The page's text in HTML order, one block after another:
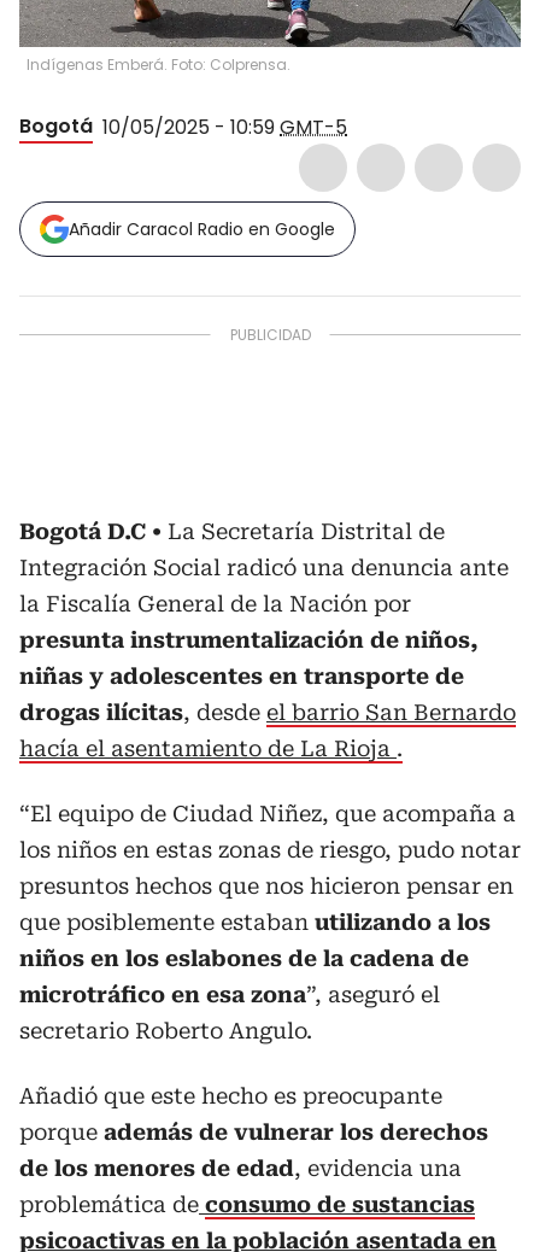
Indígenas Emberá. Foto: Colprensa.
Bogotá 10/05/2025 - 10:59GMT-5
Añadir Caracol Radio en Google
Bogotá D.C
La Secretaría Distrital de
Integración Social radicó una denuncia ante
la Fiscalía General de la Nación por
presunta instrumentalización de niños,
niñas y adolescentes en transporte de
drogas ilícitas, desde el barrio San Bernardo
hacía el asentamiento de La Rioja .
“El equipo de Ciudad Niñez, que acompaña a
los niños en estas zonas de riesgo, pudo notar
presuntos hechos que nos hicieron pensar en
que posiblemente estaban utilizando a los
niños en los eslabones de la cadena de
microtráfico en esa zona”, aseguró el
secretario Roberto Angulo.
Añadió que este hecho es preocupante
porque además de vulnerar los derechos
de los menores de edad, evidencia una
problemática de consumo de sustancias
psicoactivas en la población asentada en